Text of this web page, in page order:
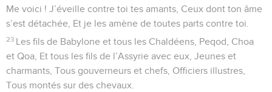
Me voici ! J’éveille contre toi tes amants, Ceux dont ton âme
s’est détachée, Et je les amène de toutes parts contre toi.
23 Les fils de Babylone et tous les Chaldéens, Peqod, Choa
et Qoa, Et tous les fils de l’Assyrie avec eux, Jeunes et
charmants, Tous gouverneurs et chefs, Officiers illustres,
Tous montés sur des chevaux.